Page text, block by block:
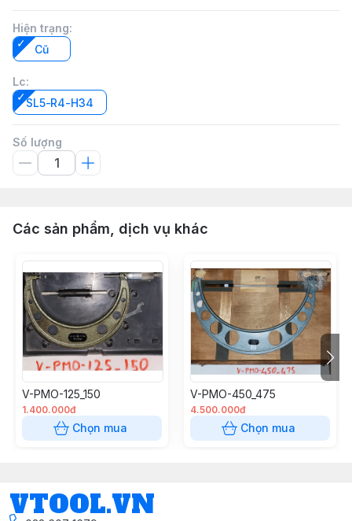
Hiện trạng:
Cũ
Lc:
SL5-R4-H34
Số lượng
Các sản phẩm, dịch vụ khác
V-PMO-125_150
1.400.000đ
Chọn mua
V-PMO-450_475
4.500.000đ
Chọn mua
VTOOL.VN